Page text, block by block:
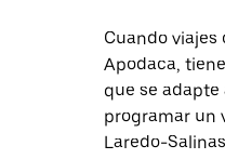
Cuando
Apodaca,
que se
programar un
Laredo-